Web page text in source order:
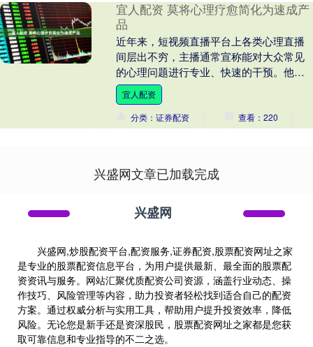
宜人配资 莫将心理疗愈简化为速成产
品
近年来，短视频直播平台上各类心理直播
间层出不穷，主播通常宣称能对大众常见
的心理问题进行专业、快速的干预。他们
以“3天教你摆脱原生家庭影响”“10句话让孩
子远离抑....
宜人配资
分类：证券配资
查看：220
兴盛网文章已加载完成
兴盛网
兴盛网,炒股配资平台,配资服务,证券配资,股票配资网址之家
是专业的股票配资信息平台，为用户提供最新、最全面的股票配
资资讯与服务。网站汇聚优质配资公司资源，涵盖行业动态、操
作技巧、风险管理等内容，助力投资者轻松找到适合自己的配资
方案。通过权威分析与实用工具，帮助用户提升投资效率，降低
风险。无论您是新手还是资深股民，股票配资网址之家都是您获
取可靠信息和专业指导的不二之选。